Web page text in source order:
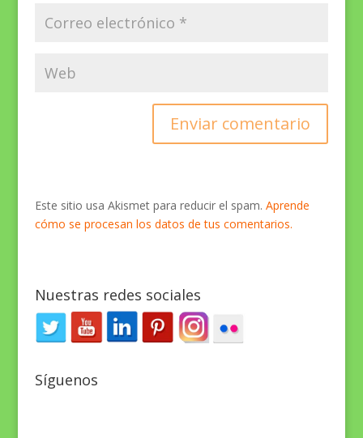
Este sitio usa Akismet para reducir el spam. Aprende
cómo se procesan los datos de tus comentarios.
Nuestras redes sociales
Síguenos